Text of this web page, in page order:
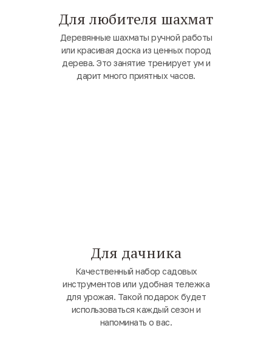
Для любителя шахмат
Деревянные шахматы ручной работы
или красивая доска из ценных пород
дерева. Это занятие тренирует ум и
дарит много приятных часов.
Для дачника
Качественный набор садовых
инструментов или удобная тележка
для урожая. Такой подарок будет
использоваться каждый сезон и
напоминать о вас.